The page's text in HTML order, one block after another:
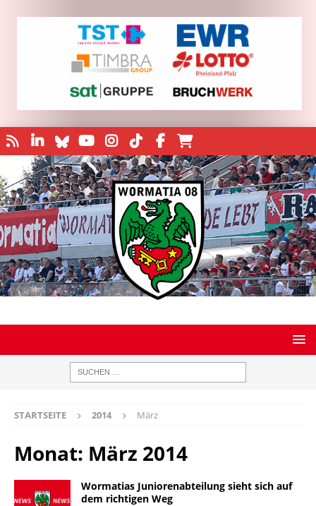
STARTSEITE 2014 März
Monat: März 2014
Wormatias Juniorenabteilung sieht sich auf
dem richtigen Weg